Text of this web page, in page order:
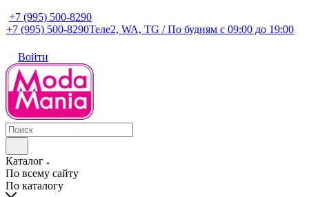
+7 (995) 500-8290
+7 (995) 500-8290Теле2, WA, TG / По будням c 09:00 до 19:00
Войти
Каталог
По всему сайту
По каталогу